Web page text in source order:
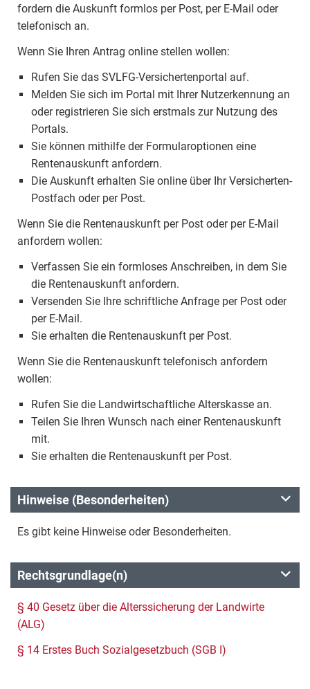
fordern die Auskunft formlos per Post, per E-Mail oder
telefonisch an.
Wenn Sie Ihren Antrag online stellen wollen:
Rufen Sie das SVLFG-Versichertenportal auf.
Melden Sie sich im Portal mit Ihrer Nutzerkennung an
oder registrieren Sie sich erstmals zur Nutzung des
Portals.
Sie können mithilfe der Formularoptionen eine
Rentenauskunft anfordern.
Die Auskunft erhalten Sie online über Ihr Versicherten-
Postfach oder per Post.
Wenn Sie die Rentenauskunft per Post oder per E-Mail
anfordern wollen:
Verfassen Sie ein formloses Anschreiben, in dem Sie
die Rentenauskunft anfordern.
Versenden Sie Ihre schriftliche Anfrage per Post oder
per E-Mail.
Sie erhalten die Rentenauskunft per Post.
Wenn Sie die Rentenauskunft telefonisch anfordern
wollen:
Rufen Sie die Landwirtschaftliche Alterskasse an.
Teilen Sie Ihren Wunsch nach einer Rentenauskunft
mit.
Sie erhalten die Rentenauskunft per Post.
Hinweise (Besonderheiten)
Es gibt keine Hinweise oder Besonderheiten.
Rechtsgrundlage(n)
§ 40 Gesetz über die Alterssicherung der Landwirte
(ALG)
§ 14 Erstes Buch Sozialgesetzbuch (SGB I)